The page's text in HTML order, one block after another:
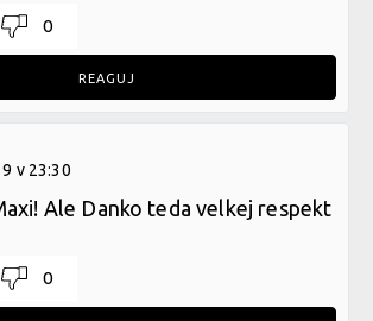
0
REAGUJ
v 23:30
Ale Danko teda velkej respekt
0